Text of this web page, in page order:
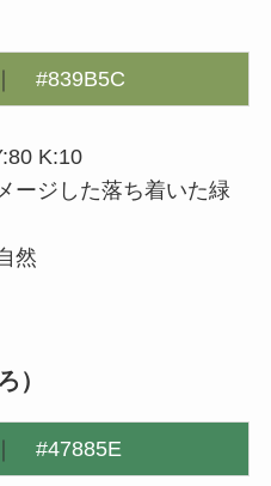
#839B5C
K:10
ージした落ち着いた緑
然
）
#47885E